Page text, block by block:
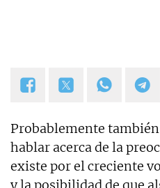
Probablemente
hablar acerca de la
existe por el creciente